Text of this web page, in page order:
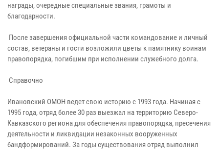
награды, очередные специальные звания, грамоты и
благодарности.
После завершения официальной части командование и личный
состав, ветераны и гости возложили цветы к памятнику воинам
правопорядка, погибшим при исполнении служебного долга.
Справочно
Ивановский ОМОН ведет свою историю с 1993 года. Начиная с
1995 года, отряд более 30 раз выезжал на территорию Северо-
Кавказского региона для обеспечения правопорядка, пресечения
деятельности и ликвидации незаконных вооруженных
бандформирований. За годы существования отряд выполнил